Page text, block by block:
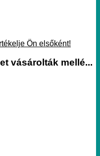
Ön elsőként!
vásárolták mellé...